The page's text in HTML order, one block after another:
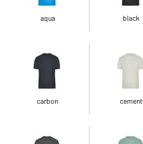
aqua black
carbon cement